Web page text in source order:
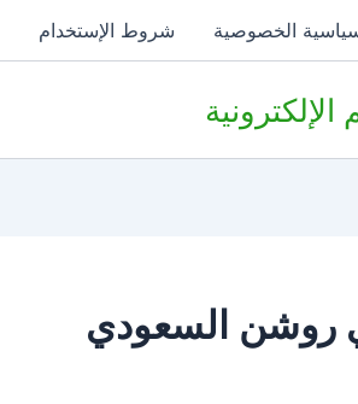
الخصوصية شروط الإستخدام
روشن السعودي